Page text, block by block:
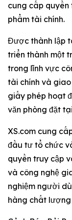
cung cấp quyền
phẩm tài chính.
Được thành lập
triển thành một
trong lĩnh vực
tài chính và
giấy phép hoạt
văn phòng đặt
XS.com cung
đầu tư tổ chức
quyền truy cập
và công nghệ
nghiệm người
hàng chất